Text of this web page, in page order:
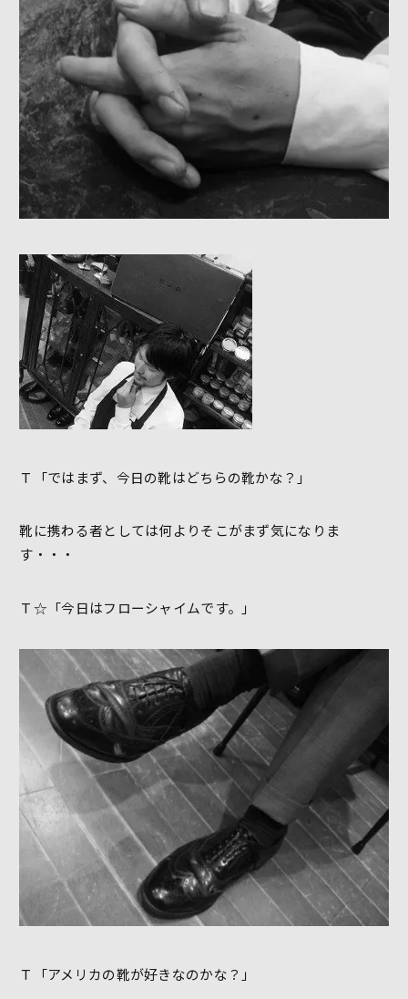
Ｔ「ではまず、今日の靴はどちらの靴かな？」
靴に携わる者としては何よりそこがまず気になりま
す・・・
Ｔ☆「今日はフローシャイムです。」
Ｔ「アメリカの靴が好きなのかな？」